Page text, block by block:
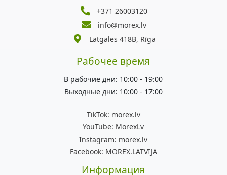
+371 26003120
info@morex.lv
Latgales 418B, Rīga
Рабочее время
В рабочие дни: 10:00 - 19:00
Выходные дни: 10:00 - 17:00
TikTok: morex.lv
YouTube: MorexLv
Instagram: morex.lv
Facebook: MOREX.LATVIJA
Информация